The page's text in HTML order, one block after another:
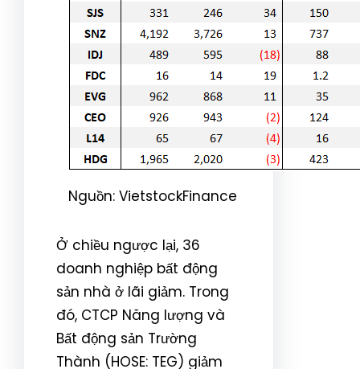
Nguồn: VietstockFinance
Ở chiều ngược lại, 36
doanh nghiệp bất động
sản nhà ở lãi giảm. Trong
đó, CTCP Năng lượng và
Bất động sản Trường
Thành (HOSE: TEG) giảm